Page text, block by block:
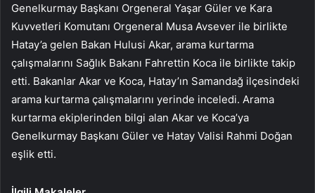
Genelkurmay Başkanı Orgeneral Yaşar Güler ve Kara
Kuvvetleri Komutanı Orgeneral Musa Avsever ile birlikte
Hatay’a gelen Bakan Hulusi Akar, arama kurtarma
çalışmalarını Sağlık Bakanı Fahrettin Koca ile birlikte takip
etti. Bakanlar Akar ve Koca, Hatay’ın Samandağ ilçesindeki
arama kurtarma çalışmalarını yerinde inceledi. Arama
kurtarma ekiplerinden bilgi alan Akar ve Koca’ya
Genelkurmay Başkanı Güler ve Hatay Valisi Rahmi Doğan
eşlik etti.